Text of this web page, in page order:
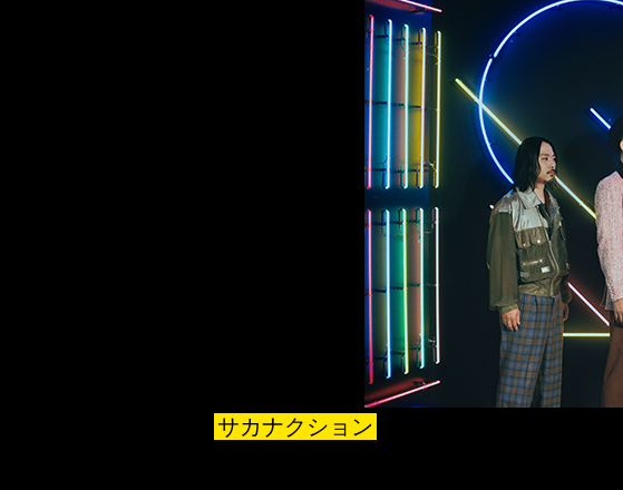
サカナクション